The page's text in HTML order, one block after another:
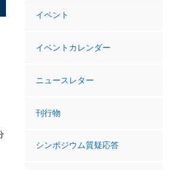
イベント
イベントカレンダー
ニュースレター
刊行物
シンポジウム質疑応答